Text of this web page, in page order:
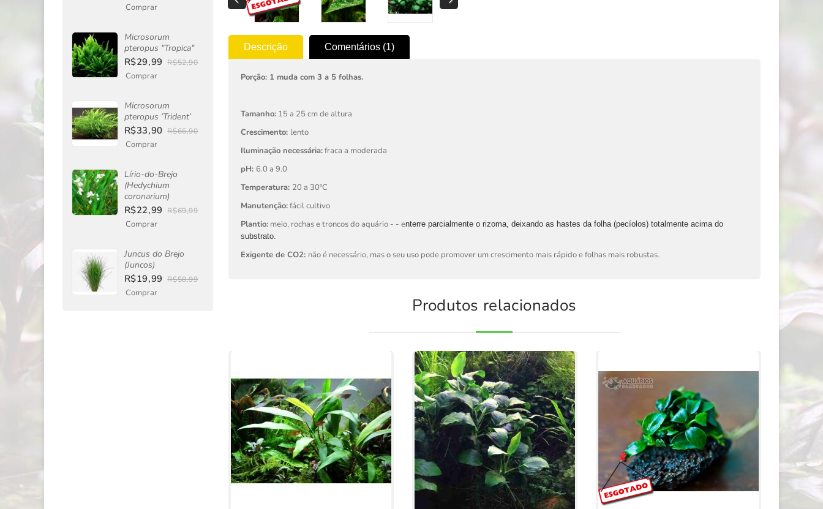
Comprar
Microsorum
pteropus "Tropica"
R$29,99 R$52,90
Comprar
Microsorum
pteropus ‘Trident’
R$33,90 R$66,90
Comprar
Lírio-do-Brejo
(Hedychium
coronarium)
R$22,99 R$69,99
Comprar
Juncus do Brejo
(Juncos)
R$19,99 R$58,99
Comprar
Descrição Comentários (1)
Porção: 1 muda com 3 a 5 folhas.
Tamanho:15 a 25 cm de altura
Crescimento: lento
Iluminação necessária:fraca a moderada
pH: 6.0 a 9.0
Temperatura: 20 a 30ºC
Manutenção:fácil cultivo
Plantio:meio, rochas e troncos do aquário - - enterre parcialmente o rizoma, deixando as hastes da folha (pecíolos) totalmente acima do
substrato.
Exigente de CO2: não é necessário, mas o seu uso pode promover um crescimento mais rápido e folhas mais robustas.
Produtos relacionados